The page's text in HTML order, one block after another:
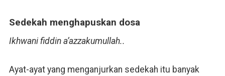
Sedekah menghapuskan dosa
Ikhwani fiddin a’azzakumullah..
Ayat-ayat yang menganjurkan sedekah itu banyak